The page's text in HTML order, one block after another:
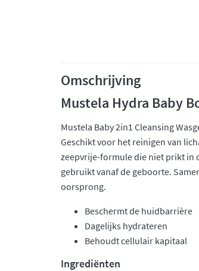
Omschrijving
Mustela Hydra Baby
Mustela Baby 2in1 Cleansing
Geschikt voor het reinigen van
zeepvrije-formule die niet prikt in
gebruikt vanaf de geboorte.
oorsprong.
Beschermt de huidbarrière
Dagelijks hydrateren
Behoudt cellulair kapitaal
Ingrediënten